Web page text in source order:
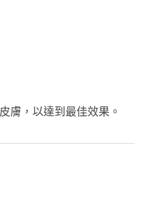
膚，以達到最佳效果。